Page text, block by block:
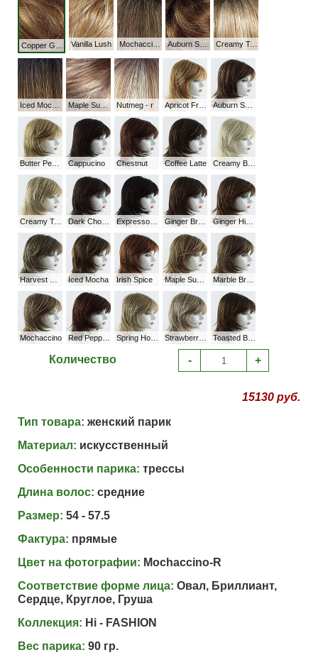
Vanilla Lush Auburn Sugar-R Creamy Toffee-R
Maple Sugar-R Nutmeg - r
Cappucino Chestnut Coffee Latte
Creamy Toffee
Iced Mocha Irish Spice
Mochaccino
Количество - +
15130 руб.
Тип товара: женский парик
Материал: искусственный
Особенности парика: трессы
Длина волос: средние
Размер: 54 - 57.5
Фактура: прямые
Цвет на фотографии: Mochaccino-R
Соответствие форме лица: Овал, Бриллиант,
Сердце, Круглое, Груша
Коллекция: Hi - FASHION
Вес парика: 90 гр.